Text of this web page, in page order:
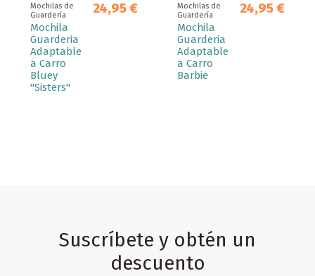
Mochilas de
Guardería
Mochila
Guarderia
Adaptable
a Carro
Bluey
"Sisters"
24,95 €
Mochilas de
Guardería
Mochila
Guarderia
Adaptable
a Carro
Barbie
24,95 €
Suscríbete y obtén un
descuento